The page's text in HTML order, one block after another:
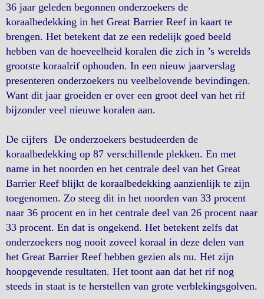
36 jaar geleden begonnen onderzoekers de
koraalbedekking in het Great Barrier Reef in kaart te
brengen. Het betekent dat ze een redelijk goed beeld
hebben van de hoeveelheid koralen die zich in ’s werelds
grootste koraalrif ophouden. In een nieuw jaarverslag
presenteren onderzoekers nu veelbelovende bevindingen.
Want dit jaar groeiden er over een groot deel van het rif
bijzonder veel nieuwe koralen aan.
De cijfers De onderzoekers bestudeerden de
koraalbedekking op 87 verschillende plekken. En met
name in het noorden en het centrale deel van het Great
Barrier Reef blijkt de koraalbedekking aanzienlijk te zijn
toegenomen. Zo steeg dit in het noorden van 33 procent
naar 36 procent en in het centrale deel van 26 procent naar
33 procent. En dat is ongekend. Het betekent zelfs dat
onderzoekers nog nooit zoveel koraal in deze delen van
het Great Barrier Reef hebben gezien als nu. Het zijn
hoopgevende resultaten. Het toont aan dat het rif nog
steeds in staat is te herstellen van grote verblekingsgolven.